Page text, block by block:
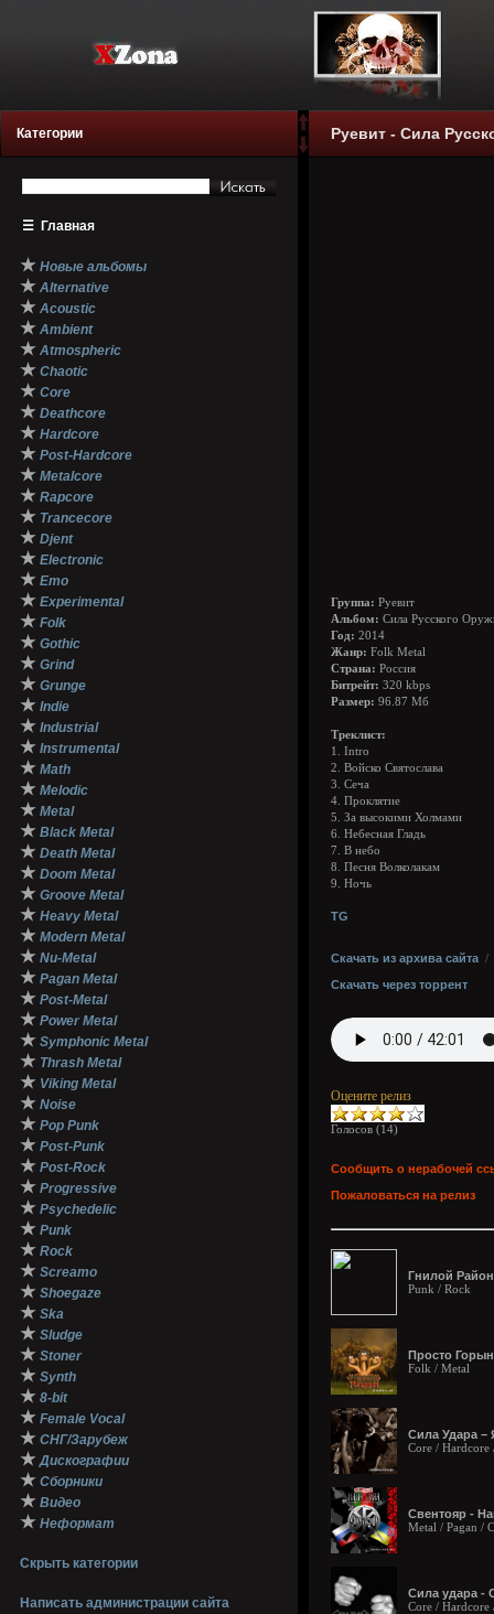
Категории
☰ Главная
★ Новые альбомы
★ Alternative
★ Acoustic
★ Ambient
★ Atmospheric
★ Chaotic
★ Core
★ Deathcore
★ Hardcore
★ Post-Hardcore
★ Metalcore
★ Rapcore
★ Trancecore
★ Djent
★ Electronic
★ Emo
★ Experimental
★ Folk
★ Gothic
★ Grind
★ Grunge
★ Indie
★ Industrial
★ Instrumental
★ Math
★ Melodic
★ Metal
★ Black Metal
★ Death Metal
★ Doom Metal
★ Groove Metal
★ Heavy Metal
★ Modern Metal
★ Nu-Metal
★ Pagan Metal
★ Post-Metal
★ Power Metal
★ Symphonic Metal
★ Thrash Metal
★ Viking Metal
★ Noise
★ Pop Punk
★ Post-Punk
★ Post-Rock
★ Progressive
★ Psychedelic
★ Punk
★ Rock
★ Screamo
★ Shoegaze
★ Ska
★ Sludge
★ Stoner
★ Synth
★ 8-bit
★ Female Vocal
★ СНГ/Зарубеж
★ Дискографии
★ Сборники
★ Видео
★ Неформат
Скрыть категории
Написать администрации сайта
Руевит - Сила
Группа: Руевит
Альбом: Сила Русского
Год: 2014
Жанр: Folk Metal
Страна: Россия
Битрейт: 320 kbps
Размер: 96.87 Мб
Треклист:
1. Intro
2. Войско Святослава
3. Сеча
4. Проклятие
5. За высокими Холмами
6. Небесная Гладь
7. В небо
8. Песня Волколакам
9. Ночь
TG
Скачать из архива сайта /
Скачать через торрент
Оцените релиз
Голосов (14)
Сообщить о нерабочей
Пожаловаться на релиз
Гнилой
Punk / Rock
Просто
Folk / Metal
Сила Удара –
Core / Hardcore
Свентояр -
Metal / Pagan /
Сила удара -
Core / Hardcore